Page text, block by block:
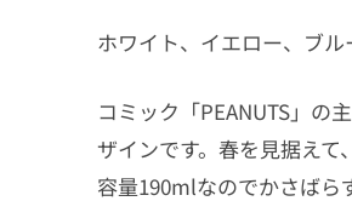
ホワイト、イエロー、ブ
コミック「PEANUTS」の
ザインです。春を見据えて
容量190mlなのでかさばら